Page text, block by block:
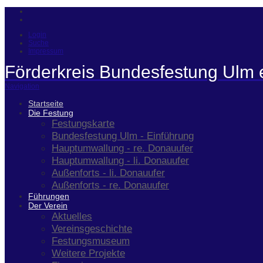
Login
Suche
Impressum
Förderkreis Bundesfestung Ulm
Navigation
Startseite
Die Festung
Festungskarte
Bundesfestung Ulm - Einführung
Hauptumwallung - re. Donauufer
Hauptumwallung - li. Donauufer
Außenforts - li. Donauufer
Außenforts - re. Donauufer
Führungen
Der Verein
Aktuelles
Vereinsgeschichte
Festungsmuseum
Weitere Projekte